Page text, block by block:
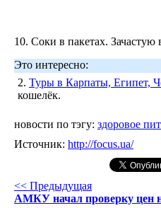
10. Соки в пакетах.
Это интересно:
2. Туры в Карпаты, Египет,
кошелёк.
новости по тэгу: здоровое
Источник: http://focus.ua/
<< Предыдущая
АМКУ начал проверку цен